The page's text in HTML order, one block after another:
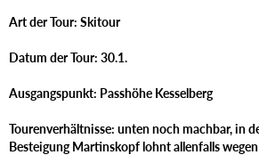
Art der Tour: Skitour
Datum der Tour: 30.1.
Ausgangspunkt: Passhöhe Kesselberg
Tourenverhältnisse: unten noch machbar, in
Besteigung Martinskopf lohnt allenfalls